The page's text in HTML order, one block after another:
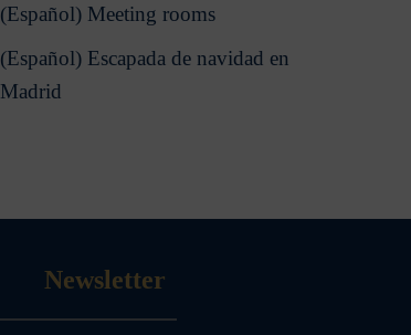
(Español) Meeting rooms
(Español) Escapada de navidad en
Madrid
Newsletter